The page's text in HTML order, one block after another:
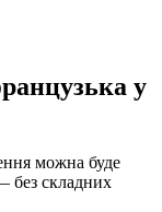
у
можна буде
без складних